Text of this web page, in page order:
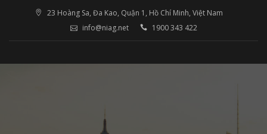
23 Hoàng Sa, Đa Kao, Quận 1, Hồ Chí Minh, Việt Nam
info@niag.net
1900 343 422